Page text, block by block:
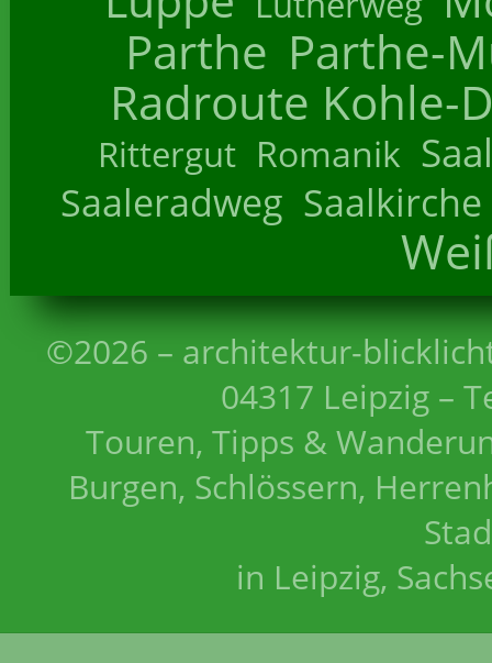
Parthe Parthe-
Radroute Kohle-
Rittergut Romanik
Saaleradweg Saalkirche
©2026 – architektur-
04317 Leipzig –
Touren, Tipps &
Burgen, Schlössern,
in Leipzig,